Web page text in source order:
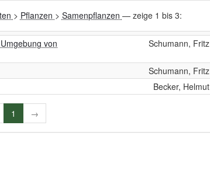
> Pflanzen > Samenpflanzen — zeige 1 bis 3:
von
Schumann, Fritz
Schumann, Fritz
Becker, Helmut
1 →